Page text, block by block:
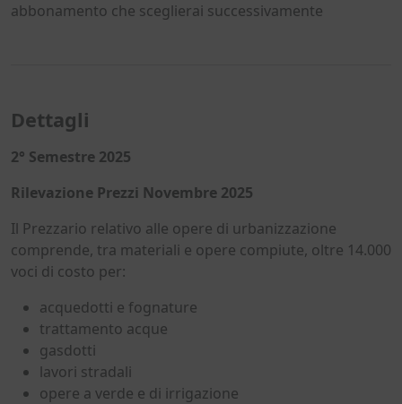
abbonamento che sceglierai successivamente
Dettagli
2° Semestre 2025
Rilevazione Prezzi Novembre 2025
Il Prezzario relativo alle opere di urbanizzazione
comprende, tra materiali e opere compiute, oltre 14.000
voci di costo per:
acquedotti e fognature
trattamento acque
gasdotti
lavori stradali
opere a verde e di irrigazione